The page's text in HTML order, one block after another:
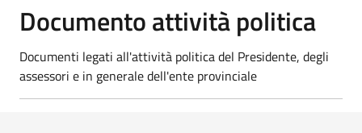
Documento attività politica
Documenti legati all'attività politica del Presidente, degli
assessori e in generale dell'ente provinciale